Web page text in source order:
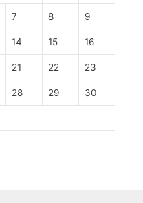
7 8 9
14 15 16
21 22 23
28 29 30